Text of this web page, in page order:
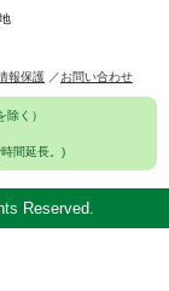
報保護 お問い合わせ
く）
間延長。)
Reserved.